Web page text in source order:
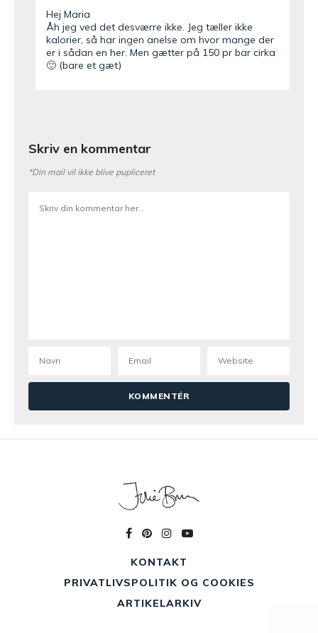
Hej Maria
Åh jeg ved det desværre ikke. Jeg tæller ikke
kalorier, så har ingen anelse om hvor mange der
er i sådan en her. Men gætter på 150 pr bar cirka
🙂 (bare et gæt)
Skriv en kommentar
*Din mail vil ikke blive pupliceret
KONTAKT
PRIVATLIVSPOLITIK OG COOKIES
ARTIKELARKIV